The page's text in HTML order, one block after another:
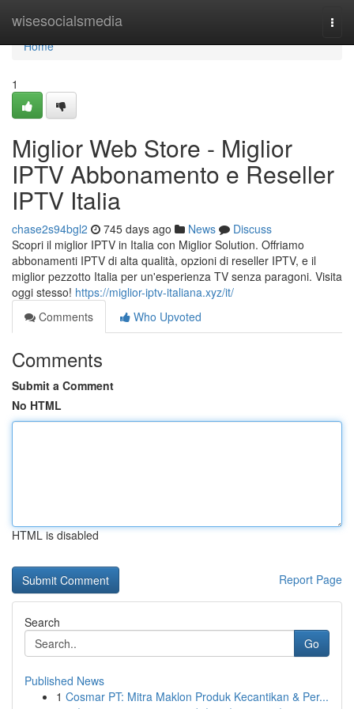
wisesocialsmedia
Home
Home
1
Miglior Web Store - Miglior
IPTV Abbonamento e Reseller
IPTV Italia
chase2s94bgl2 745 days ago News
Discuss
Scopri il miglior IPTV in Italia con Miglior Solution. Offriamo
abbonamenti IPTV di alta qualità, opzioni di reseller IPTV, e il
miglior pezzotto Italia per un'esperienza TV senza paragoni. Visita
oggi stesso! https://miglior-iptv-italiana.xyz/it/
Comments
Who Upvoted
Comments
Submit a Comment
No HTML
HTML is disabled
Report Page
Search
Go
Published News
1 Cosmar PT: Mitra Maklon Produk Kecantikan & Per...